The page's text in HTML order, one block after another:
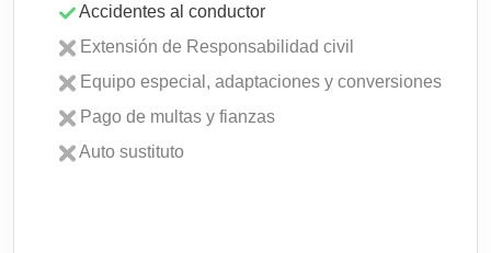
Accidentes al conductor
Extensión de Responsabilidad civil
Equipo especial, adaptaciones y conversiones
Pago de multas y fianzas
Auto sustituto